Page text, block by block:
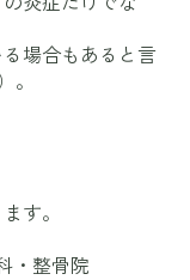
場合もあると言
。
す。
・整骨院